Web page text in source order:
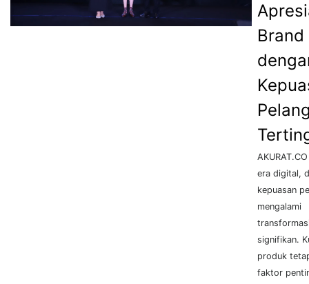
Brand
era digital,
kepuasan
mengalami
signifikan.
produk
faktor